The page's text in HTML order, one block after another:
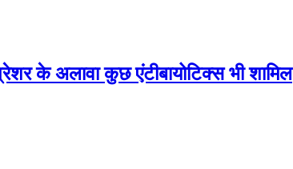
के अलावा कुछ एंटीबायोटिक्स भी शामिल